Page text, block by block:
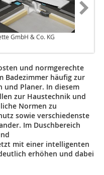
GmbH & Co. KG
und normgerechte
Badezimmer häufig zur
Planer. In diesem
zur Haustechnik und
Normen zu
sowie verschiedenste
Im Duschbereich
mit einer intelligenten
erhöhen und dabei